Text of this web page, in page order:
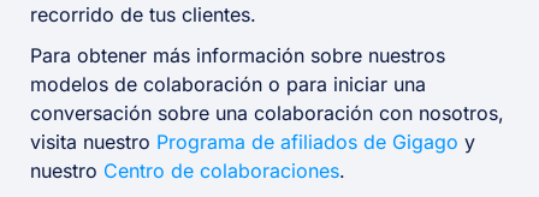
recorrido de tus clientes.
Para obtener más información sobre nuestros
modelos de colaboración o para iniciar una
conversación sobre una colaboración con nosotros,
visita nuestro Programa de afiliados de Gigago y
nuestro Centro de colaboraciones.